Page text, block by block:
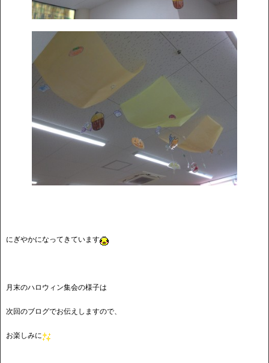
にぎやかになってきています
月末のハロウィン集会の様子は
次回のブログでお伝えしますので、
お楽しみに